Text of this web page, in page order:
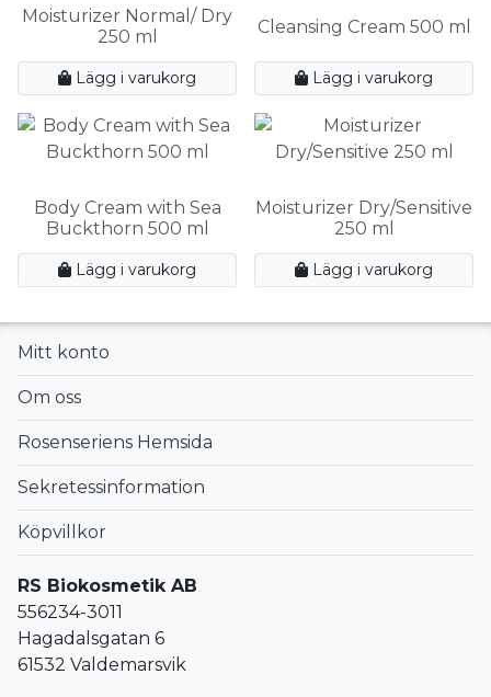
Moisturizer Normal/ Dry
250 ml
Lägg i varukorg
Cleansing Cream 500 ml
Lägg i varukorg
Body Cream with Sea
Buckthorn 500 ml
Lägg i varukorg
Moisturizer Dry/Sensitive
250 ml
Lägg i varukorg
Mitt konto
Om oss
Rosenseriens Hemsida
Sekretessinformation
Köpvillkor
RS Biokosmetik AB
556234-3011
Hagadalsgatan 6
61532 Valdemarsvik